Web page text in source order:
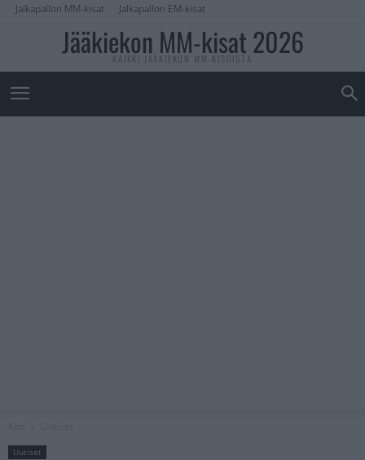
Jalkapallon MM-kisat Jalkapallon EM-kisat
Jääkiekon MM-kisat 2026
KAIKKI JÄÄKIEKON MM-KISOISTA
Uutiset